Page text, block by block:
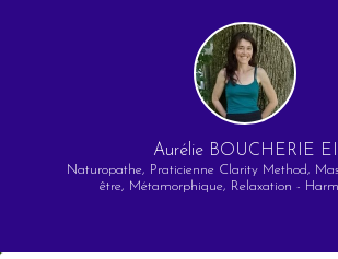
Aurélie BOUCHERIE EI
Naturopathe, Praticienne Clarity Method,
être, Métamorphique, Relaxation -